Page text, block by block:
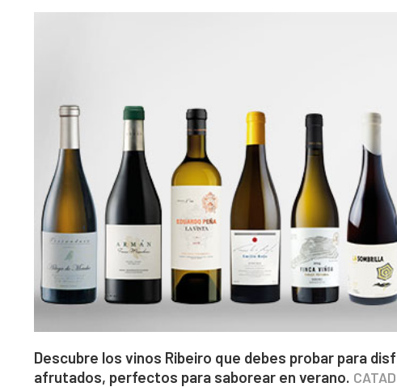
Descubre los vinos Ribeiro que debes probar para
afrutados, perfectos para saborear en verano.